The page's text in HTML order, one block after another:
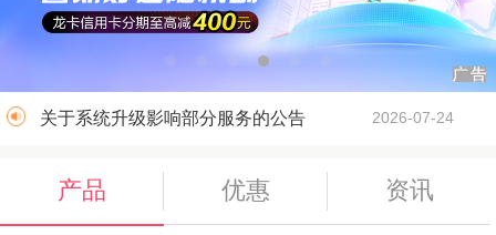
关于系统升级影响部分服务的公告 2026-07-31
中国建设银行个人贷款正常履约年化综... 2026-07-31
关于系统升级影响部分服务的公告 2026-07-24
关于发布新版《中国建设银行龙卡信用...
建设银行将于8月10日至19日代销... 2026-08-07
产品 优惠 资讯